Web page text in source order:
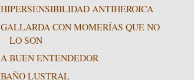
HIPERSENSIBILIDAD ANTIHEROICA
GALLARDA CON MOMERÍAS QUE NO
LO SON
A BUEN ENTENDEDOR
BAÑO LUSTRAL